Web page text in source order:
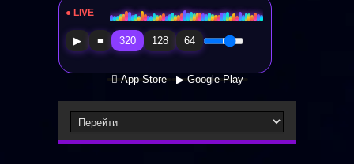
● LIVE Radio Sfera Music
▶ ■ 320 128 64
 App Store ▶ Google Play